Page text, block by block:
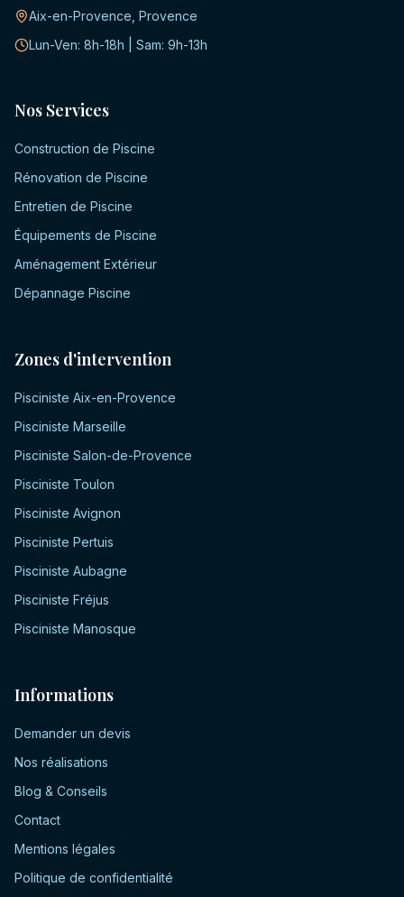
Aix-en-Provence, Provence
Lun-Ven: 8h-18h | Sam: 9h-13h
Nos Services
Construction de Piscine
Rénovation de Piscine
Entretien de Piscine
Équipements de Piscine
Aménagement Extérieur
Dépannage Piscine
Zones d'intervention
Pisciniste Aix-en-Provence
Pisciniste Marseille
Pisciniste Salon-de-Provence
Pisciniste Toulon
Pisciniste Avignon
Pisciniste Pertuis
Pisciniste Aubagne
Pisciniste Fréjus
Pisciniste Manosque
Informations
Demander un devis
Nos réalisations
Blog & Conseils
Contact
Mentions légales
Politique de confidentialité